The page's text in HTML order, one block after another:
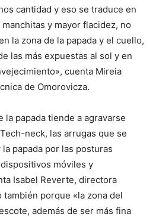
cantidad y eso se traduce en
y mayor flacidez, no
la zona de la papada y el cuello,
las más expuestas al sol y en
cuenta Mireia
de Omorovicza.
la papada tiende a agravarse
neck, las arrugas que se
papada por las posturas
móviles y
Isabel Reverte, directora
porque «la zona del
además de ser más fina